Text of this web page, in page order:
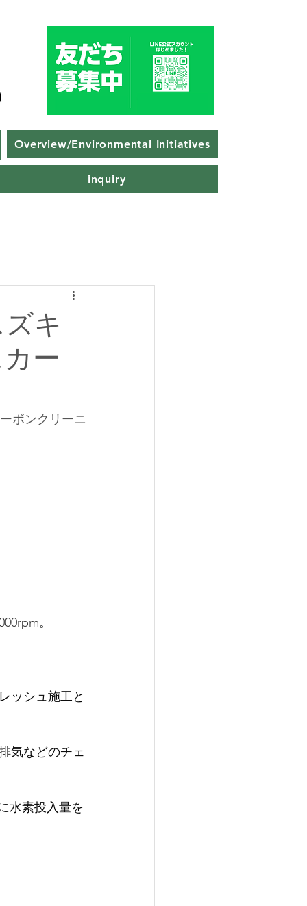
Overview/Environmental Initiatives
inquiry
キ
ー
ボンクリーニ
。
ッシュ施工と
気などのチェ
水素投入量を